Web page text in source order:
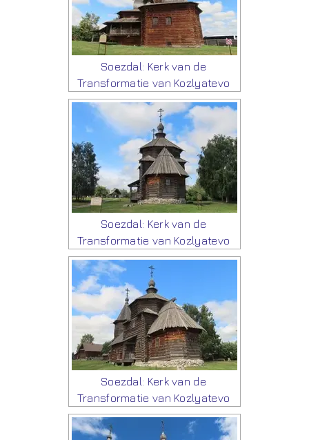
Soezdal: Kerk van de
Transformatie van Kozlyatevo
Soezdal: Kerk van de
Transformatie van Kozlyatevo
Soezdal: Kerk van de
Transformatie van Kozlyatevo